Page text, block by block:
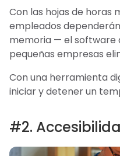
Con las hojas de horas
empleados
memoria — el software
pequeñas empresas
Con una herramienta
iniciar y detener un
#2.